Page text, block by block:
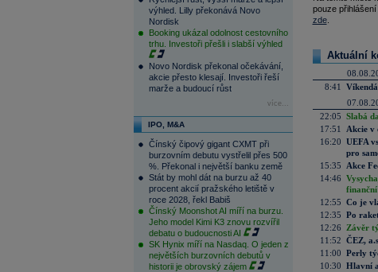
výhled. Lilly překonává Novo
Nordisk
Booking ukázal odolnost cestovního
trhu. Investoři přešli i slabší výhled
Novo Nordisk překonal očekávání,
akcie přesto klesají. Investoři řeší
marže a budoucí růst
více...
IPO, M&A
Čínský čipový gigant CXMT při
burzovním debutu vystřelil přes 500
%. Překonal i největší banku země
Stát by mohl dát na burzu až 40
procent akcií pražského letiště v
roce 2028, řekl Babiš
Čínský Moonshot AI míří na burzu.
Jeho model Kimi K3 znovu rozvířil
debatu o budoucnosti AI
SK Hynix míří na Nasdaq. O jeden z
největších burzovních debutů v
historii je obrovský zájem
pouze
zde.
Aktuální
8:41
22:05 Slabá
17:51
Akcie v
16:20 UEFA
pro
15:35
Akce
14:46
12:55 Co je
12:35 Po
12:26
Závěr
11:52 ČEZ,
11:00 Perly
10:30 Hlavní